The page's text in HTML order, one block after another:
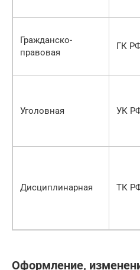
Гражданско-
правовая
ГК
Уголовная УК
Дисциплинарная ТК
Оформление,